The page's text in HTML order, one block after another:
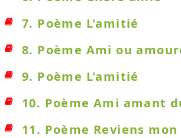
7. Poème L'amitié
8. Poème Ami ou
9. Poème L'amitié
10. Poème Ami amant
11. Poème Reviens